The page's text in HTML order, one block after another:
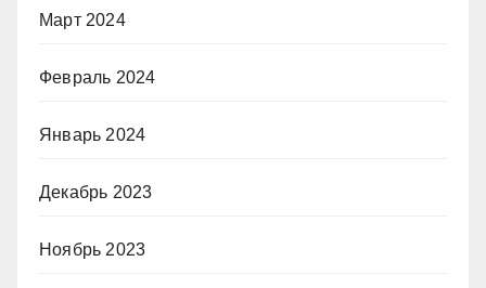
Март 2024
Февраль 2024
Январь 2024
Декабрь 2023
Ноябрь 2023